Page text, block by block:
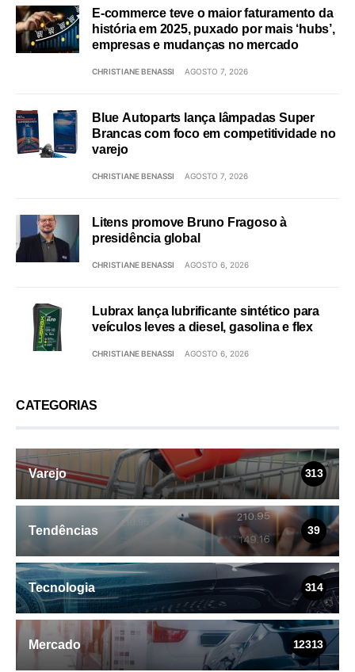
E-commerce teve o maior faturamento da
história em 2025, puxado por mais ‘hubs’,
empresas e mudanças no mercado
CHRISTIANE BENASSI AGOSTO 7, 2026
Blue Autoparts lança lâmpadas Super
Brancas com foco em competitividade no
varejo
CHRISTIANE BENASSI AGOSTO 7, 2026
Litens promove Bruno Fragoso à
presidência global
CHRISTIANE BENASSI AGOSTO 6, 2026
Lubrax lança lubrificante sintético para
veículos leves a diesel, gasolina e flex
CHRISTIANE BENASSI AGOSTO 6, 2026
CATEGORIAS
Varejo 313
Tendências 39
Tecnologia 314
Mercado 12313